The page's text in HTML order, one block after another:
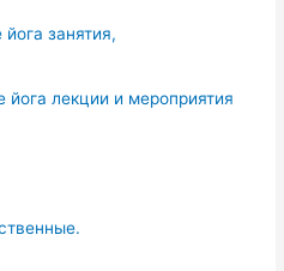
занятия,
лекции и мероприятия